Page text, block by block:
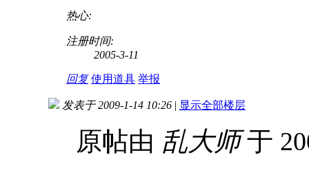
热心:
注册时间:
2005-3-11
回复 使用道具 举报
发表于 2009-1-14 10:26 | 显示全部楼层
原帖由 乱大师于